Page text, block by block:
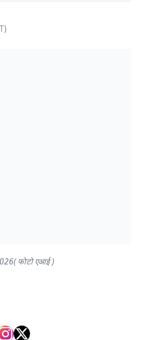
फोटो एआई )